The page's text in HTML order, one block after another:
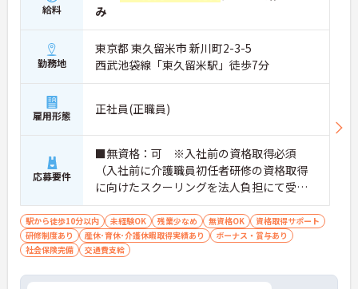
給料
み
勤務地
東京都 東久留米市 新川町2-3-5
西武池袋線「東久留米駅」徒歩7分
雇用形態 正社員(正職員)
応募要件
■無資格：可 ※入社前の資格取得必須
（入社前に介護職員初任者研修の資格取得
に向けたスクーリングを法人負担にて受講
していただきます。） ■実務経験：不問
駅から徒歩10分以内 未経験OK 残業少なめ 無資格OK
資格取得サポート
研修制度あり
産休･育休･介護休暇取得実績あり
ボーナス・賞与あり
社会保険完備
交通費支給